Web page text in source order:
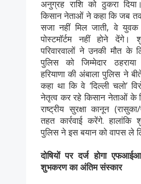
अनुग्रह राशि को ठुकरा
किसान नेताओं ने कहा कि जब तक
सजा नहीं मिल जाती, वे
पोस्टमॉर्टम नहीं होने
परिवारवालों ने उनकी मौत के
पुलिस को जिम्मेदार
हरियाणा की अंबाला पुलिस ने
कहा था कि वे ‘दिल्ली चलो’
नेतृत्व कर रहे किसान नेताओं
राष्ट्रीय सुरक्षा कानून
तहत कार्रवाई करेंगे. हालांकि
पुलिस ने इस बयान को वापस ले
दोषियों पर दर्ज होगा
शुभकरण का अंतिम संस्कार